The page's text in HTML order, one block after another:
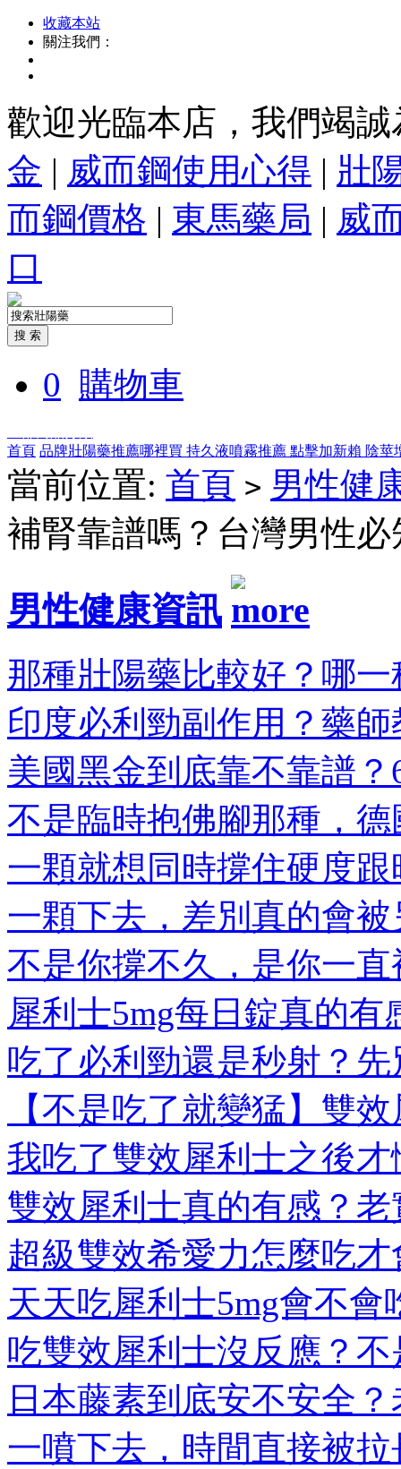
收藏本站
關注我們：
歡迎光臨本店，我們竭
金 | 威而鋼使用心得 | 壯
而鋼價格 | 東馬藥局 | 威
口
0 購物車
首頁 品牌壯陽藥推薦哪裡買 持久液噴霧推薦 點擊加新賴 陰莖
當前位置: 首頁 > 男性健
補腎靠譜嗎？台灣男性
男性健康資訊
那種壯陽藥比較好？哪
印度必利勁副作用？藥
美國黑金到底靠不靠譜？
不是臨時抱佛腳那種，
一顆就想同時撐住硬度
一顆下去，差別真的會
不是你撐不久，是你一
犀利士5mg每日錠真的有
吃了必利勁還是秒射？
【不是吃了就變猛】雙
我吃了雙效犀利士之後
雙效犀利士真的有感？
超級雙效希愛力怎麼吃
天天吃犀利士5mg會不會
吃雙效犀利士沒反應？
日本藤素到底安不安全
一噴下去，時間直接被